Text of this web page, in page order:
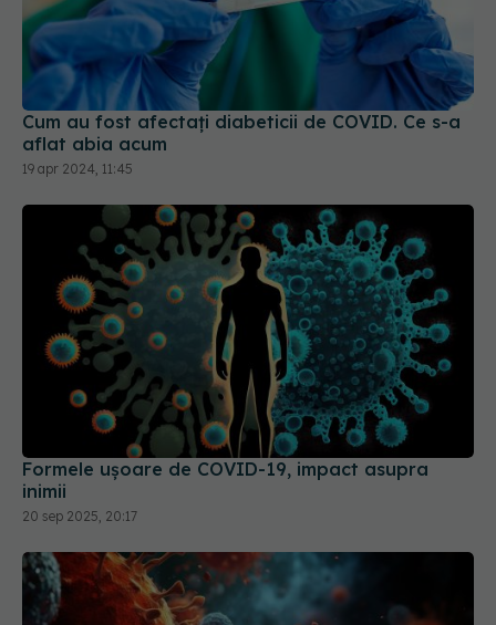
Cum au fost afectați diabeticii de COVID. Ce s-a
aflat abia acum
19 apr 2024, 11:45
Formele ușoare de COVID-19, impact asupra
20 sep 2025, 20:17